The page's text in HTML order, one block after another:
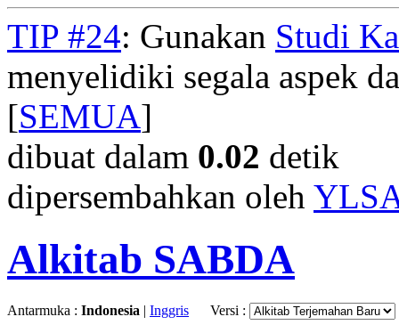
TIP #24: Gunakan Studi
menyelidiki segala aspek
[SEMUA]
dibuat dalam 0.02 detik
dipersembahkan oleh
Alkitab SABDA
Antarmuka : Indonesia | Inggris Versi :